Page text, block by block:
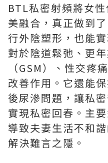
BTL私密射頻將女
美融合，真正做到
行外陰塑形，也能
對於陰道鬆弛、更
（GSM）、性交疼
改善作用。它還能
後尿滲問題，讓私
實現私密回春。主
導致夫妻生活不和
解決難言之隱。